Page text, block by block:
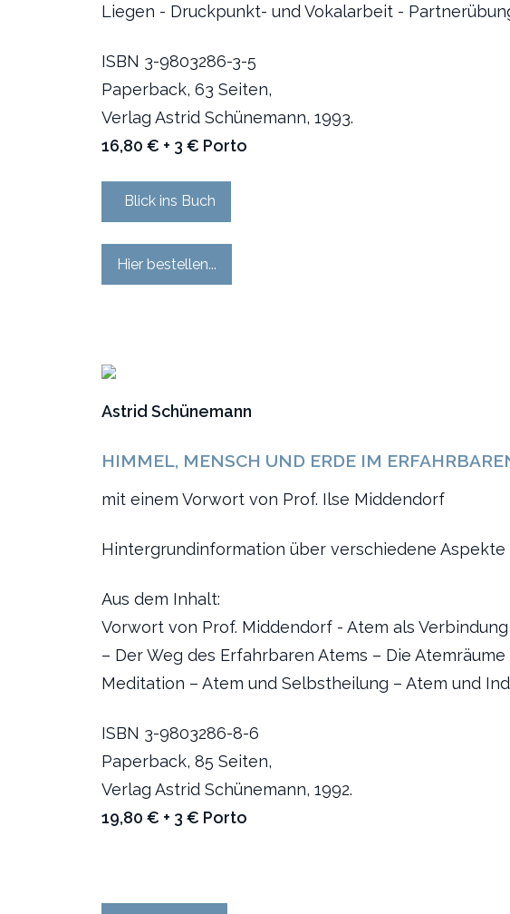
Liegen - Druckpunkt- und Vokalarbeit -
ISBN 3-9803286-3-5
Paperback, 63 Seiten,
Verlag Astrid Schünemann, 1993.
16,80 € + 3 € Porto
Blick ins Buch
Hier bestellen...
Astrid Schünemann
HIMMEL, MENSCH UND ERDE IM
mit einem Vorwort von Prof. Ilse Middendorf
Hintergrundinformation über verschiedene
Aus dem Inhalt:
Vorwort von Prof. Middendorf - Atem als
– Der Weg des Erfahrbaren Atems – Die
Meditation – Atem und Selbstheilung – Atem und
ISBN 3-9803286-8-6
Paperback, 85 Seiten,
Verlag Astrid Schünemann, 1992.
19,80 € + 3 € Porto